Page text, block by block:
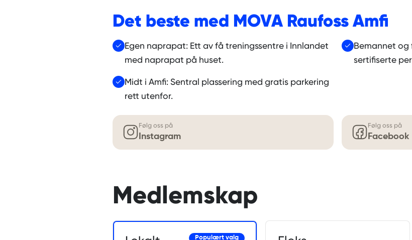
Det beste med MOVA Raufoss Amfi
Egen naprapat: Ett av få treningssentre i Innlandet
med naprapat på huset.
Bemannet og
sertifiserte
Midt i Amfi: Sentral plassering med gratis parkering
rett utenfor.
Følg oss på
Instagram
Følg oss på
Facebook
Medlemskap
Populært valg